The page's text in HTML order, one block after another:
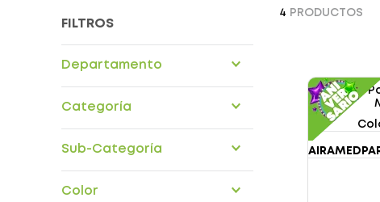
FILTROS
Departamento
Categoría
Sub-Categoría
Color
4 PRODUCTOS